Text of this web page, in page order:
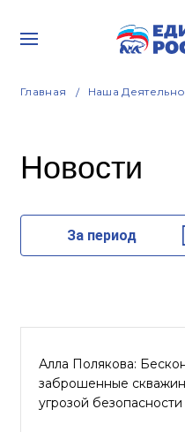
Главная Наша
Новости
За период
Алла Полякова:
заброшенные
угрозой